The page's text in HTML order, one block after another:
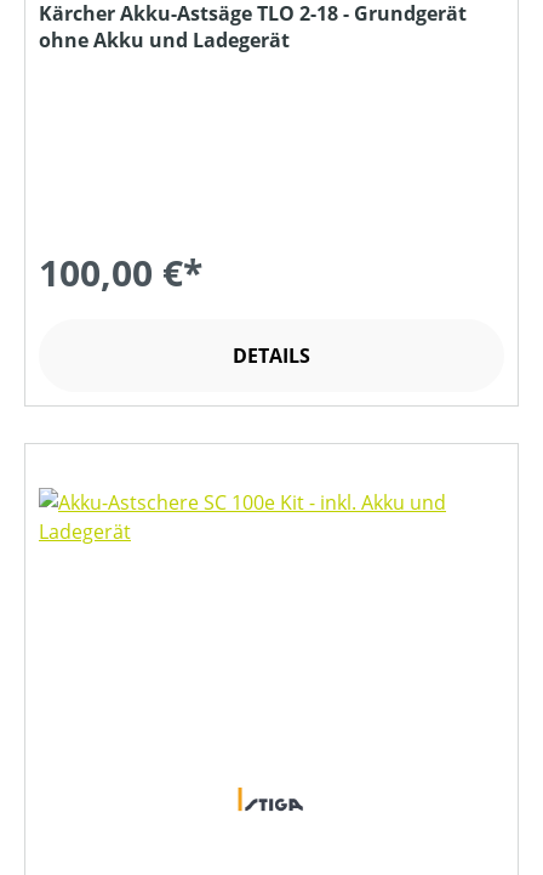
Kärcher Akku-Astsäge TLO 2-18 - Grundgerät
ohne Akku und Ladegerät
100,00 €*
DETAILS